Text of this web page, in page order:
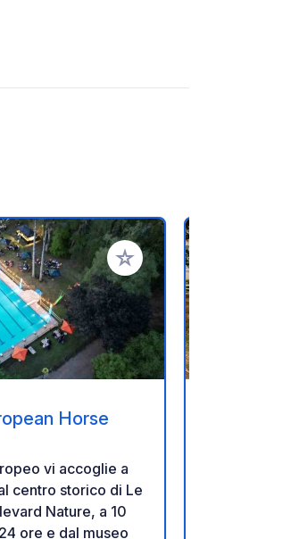
Aggiungi ai tuoi preferiti
Horse
vi accoglie a
centro storico di Le
Nature, a 10
ore e dal museo